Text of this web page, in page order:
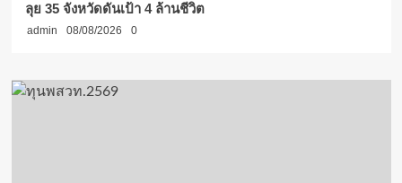
ลุย 35 จังหวัดดันเป้า 4 ล้านชีวิต
admin 08/08/2026 0